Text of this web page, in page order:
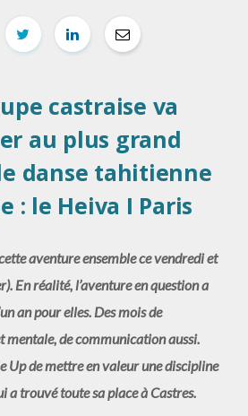
castraise va
au plus grand
danse tahitienne
: le Heiva I Paris
aventure ensemble ce vendredi et
En réalité, l’aventure en question a
an pour elles. Des mois de
mentale, de communication aussi.
Up de mettre en valeur une discipline
a trouvé toute sa place à Castres.